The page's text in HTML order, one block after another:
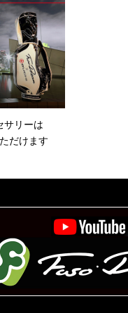
サリーは
だけます